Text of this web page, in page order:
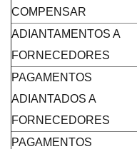
COMPENSAR
ADIANTAMENTOS A
FORNECEDORES
PAGAMENTOS
ADIANTADOS A
FORNECEDORES
PAGAMENTOS